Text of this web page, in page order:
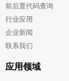
前后置代码查询
行业应用
企业新闻
联系我们
应用领域